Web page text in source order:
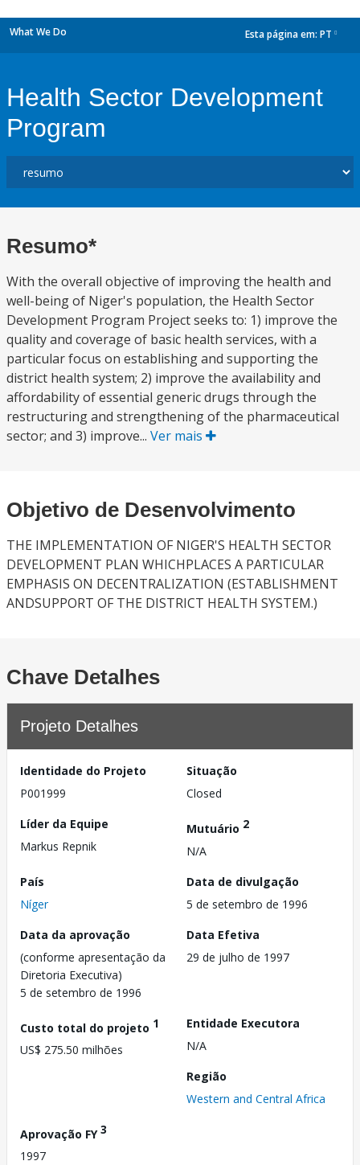
What We Do Esta página em: PT
Health Sector Development
Program
Resumo*
With the overall objective of improving the health and
well-being of Niger's population, the Health Sector
Development Program Project seeks to: 1) improve the
quality and coverage of basic health services, with a
particular focus on establishing and supporting the
district health system; 2) improve the availability and
affordability of essential generic drugs through the
restructuring and strengthening of the pharmaceutical
sector; and 3) improve... Ver mais
Objetivo de Desenvolvimento
THE IMPLEMENTATION OF NIGER'S HEALTH SECTOR
DEVELOPMENT PLAN WHICHPLACES A PARTICULAR
EMPHASIS ON DECENTRALIZATION (ESTABLISHMENT
ANDSUPPORT OF THE DISTRICT HEALTH SYSTEM.)
Chave Detalhes
Projeto Detalhes
Identidade do Projeto
P001999
Situação
Closed
Líder da Equipe
Markus Repnik
Mutuário 2
N/A
País
Níger
Data de divulgação
5 de setembro de 1996
Data da aprovação
(conforme apresentação da
Diretoria Executiva)
5 de setembro de 1996
Data Efetiva
29 de julho de 1997
Custo total do projeto 1
US$ 275.50 milhões
Entidade Executora
N/A
Região
Western and Central Africa
Aprovação FY3
1997